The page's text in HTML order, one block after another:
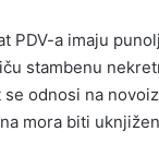
PDV-a imaju
stambenu
se odnosi na
mora biti